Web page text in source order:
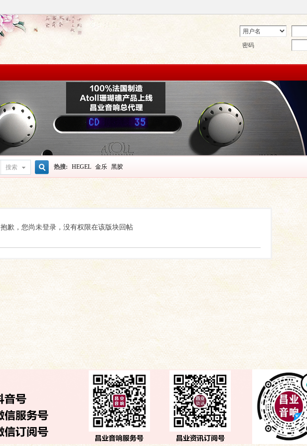
密码
搜索
搜
索
热搜: HEGEL 金乐 黑胶
抱歉，您尚未登录，没有权限在该版块回帖